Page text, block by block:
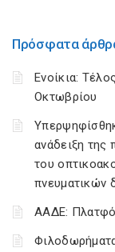
Πρόσφατα
Ενοίκια:
Οκτωβρίου
ανάδειξη της
του
πνευματικών
ΑΑΔΕ: